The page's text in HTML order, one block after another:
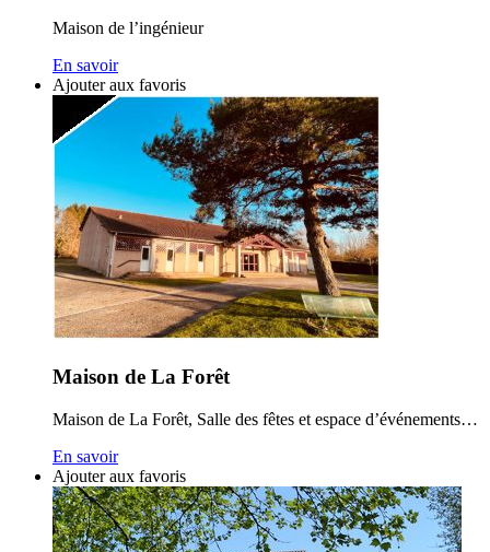
Maison de l’ingénieur
En savoir
Ajouter aux favoris
Maison de La Forêt
Maison de La Forêt, Salle des fêtes et espace d’événements…
En savoir
Ajouter aux favoris